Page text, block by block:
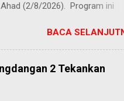
(2/8/2026). Program ini
sesuai bakat dan minat
para peserta. Salah satunya
Kecamatan Guluk-
Selain menambah wawasan
berkolaborasi dengan teman-
BACA
2 Tekankan